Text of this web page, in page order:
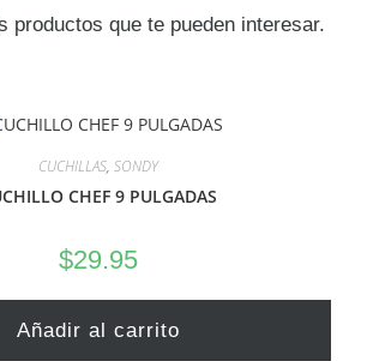
productos que te pueden interesar.
CUCHILLAS, SONDY
CHEF 9 PULGADAS
$29.95
Añadir al carrito